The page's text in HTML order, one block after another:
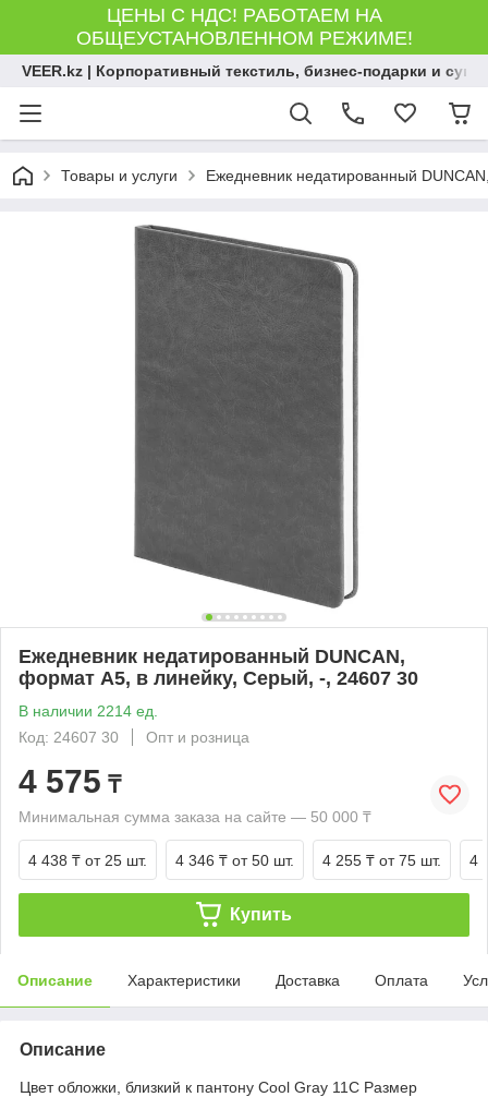
ЦЕНЫ С НДС! РАБОТАЕМ НА
ОБЩЕУСТАНОВЛЕННОМ РЕЖИМЕ!
VEER.kz | Корпоративный текстиль, бизнес-подарки и
Товары и услуги Ежедневник недатированный
Ежедневник недатированный DUNCAN,
формат А5, в линейку, Серый, -, 24607 30
В наличии 2214 ед.
Код: 24607 30
Опт и розница
4 575 ₸
Минимальная сумма заказа на сайте — 50 000 ₸
4 438 ₸ от 25 шт. 4 346 ₸ от 50 шт. 4 255 ₸ от 75 шт. 4
Купить
Описание Характеристики Доставка Оплата
Описание
Цвет обложки, близкий к пантону Cool Gray 11C Размер